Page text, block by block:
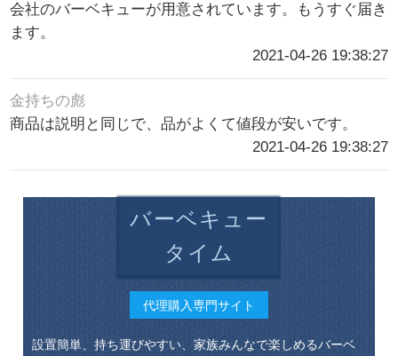
会社のバーベキューが用意されています。もうすぐ届き
ます。
2021-04-26 19:38:27
金持ちの彪
商品は説明と同じで、品がよくて値段が安いです。
2021-04-26 19:38:27
バーベキュー
タイム
代理購入専門サイト
設置簡単、持ち運びやすい、家族みんなで楽しめるバーベ